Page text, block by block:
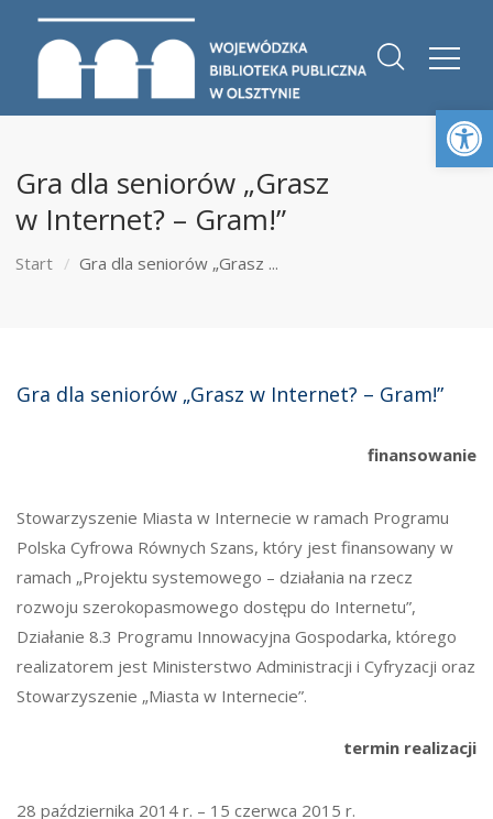
Gra dla seniorów „Grasz
w Internet? – Gram!”
Start Gra dla seniorów „Grasz ...
Gra dla seniorów „Grasz w Internet? – Gram!”
finansowanie
Stowarzyszenie Miasta w Internecie w ramach Programu
Polska Cyfrowa Równych Szans, który jest finansowany w
ramach „Projektu systemowego – działania na rzecz
rozwoju szerokopasmowego dostępu do Internetu”,
Działanie 8.3 Programu Innowacyjna Gospodarka, którego
realizatorem jest Ministerstwo Administracji i Cyfryzacji oraz
Stowarzyszenie „Miasta w Internecie”.
termin realizacji
28 października 2014 r. – 15 czerwca 2015 r.